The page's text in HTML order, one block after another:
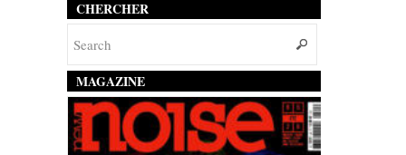
CHERCHER
MAGAZINE